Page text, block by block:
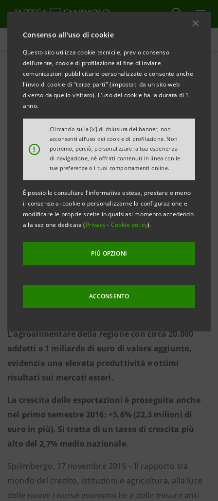
Consenso all'uso di cookie
Questo sito utilizza cookie tecnici e, previo consenso
dell’utente, cookie di profilazione al fine di inviare
comunicazioni pubblicitarie personalizzate e consente anche
l'invio di cookie di "terze parti" (impostati da un sito web
diverso da quello visitato). L'uso dei cookie ha la durata di 1
anno.
!
Cliccando sulla [x] di chiusura del banner, non
acconsenti all’uso dei cookie di profilazione. Non
potremo, perciò, personalizzare la tua esperienza
di navigazione, né offrirti contenuti in linea con le
tue preferenze o i tuoi comportamenti online.
È possibile consultare l'informativa estesa, prestare o meno
il consenso ai cookie o personalizzarne la configurazione e
modificare le proprie scelte in qualsiasi momento accedendo
alla sezione dedicata (Privacy- Cookie policy).
PIÙ OPZIONI
ACCONSENTO
Comunicati stampa
STAMPA AGGIORNA
Al via nella provincia di Pordenone l’accordo di
Ministero delle Politiche Agricole Alimentari e
Forestali e il Gruppo Intesa Sanpaolo
COMUNICATO STAMPA
DIAMO CREDITO ALL’AGROALIMENTARE DEL FRIULI
VG: ALLE IMPRESE UN PLAFOND DI 230 MILIONI DI
EURO
L’agroalimentare della regione con circa 20.000
addetti e 1 miliardo di euro di valore aggiunto,
evidenzia una elevata produttività e ottimi
risultati sui mercati esteri.
La crescita delle esportazioni è proseguita anche
nel primo semestre 2016: +5,6% (22,3 milioni di
euro in più). Si tratta di un tasso di crescita più
alto del 2,7% medio nazionale.
Spilimbergo, 17 novembre 2016 – Il rapporto tra
mondo del credito, istituzioni e agricoltura, alla luce
delle nuove risorse economiche e delle misure anti-